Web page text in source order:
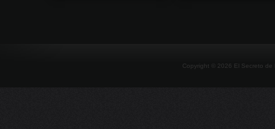
Copyright © 2026 El Secreto de